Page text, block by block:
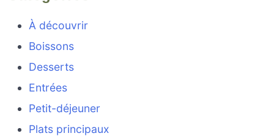
À découvrir
Boissons
Desserts
Entrées
Petit-déjeuner
Plats principaux